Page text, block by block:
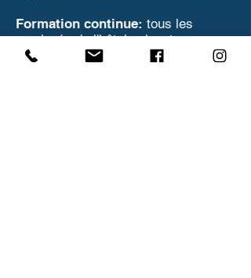
Formation continue: tous les
employés de l'hôtel suivent une
formation de sensibilisation